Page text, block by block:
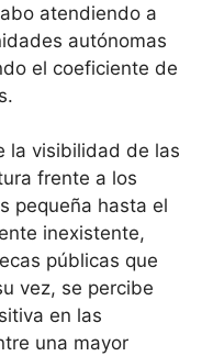
atendiendo a
autónomas
el coeficiente de
la visibilidad de las
frente a los
pequeña hasta el
inexistente,
públicas que
vez, se percibe
en las
una mayor